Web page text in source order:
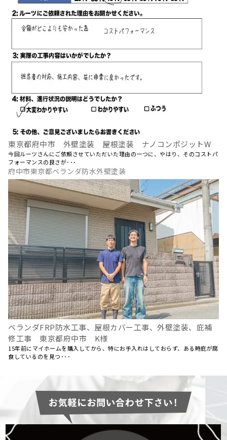
東京都府中市 外壁塗装 屋根塗装 ナノコンポジットW
今回ルーツさんにご依頼させていただいた理由の一つに、やはり、そのコストパ
フォーマンスの良さが･･･
府中市東京都ベランダ防水外壁塗装
ベランダFRP防水工事、屋根カバー工事、外壁塗装、庇補
修工事 東京都府中市 K様
15年前にマイホームを購入してから、特にお手入れはしておらず、ある時庇が腐
食しているのを見つ･･･